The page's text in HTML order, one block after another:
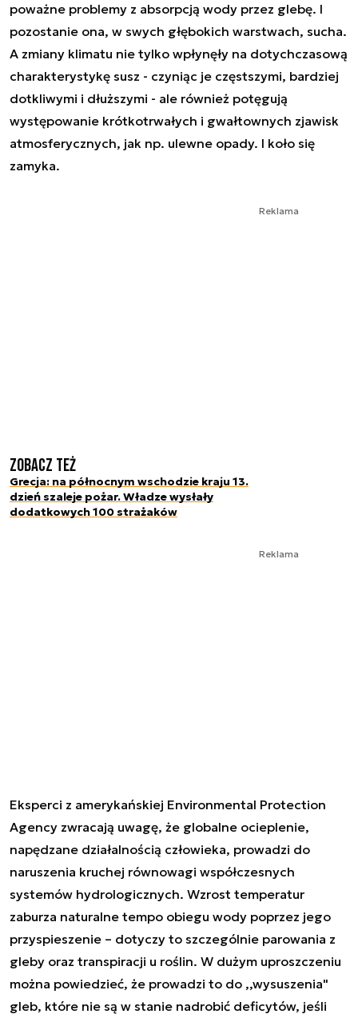
poważne problemy z absorpcją wody przez glebę. I
pozostanie ona, w swych głębokich warstwach, sucha.
A zmiany klimatu nie tylko wpłynęły na dotychczasową
charakterystykę susz - czyniąc je częstszymi, bardziej
dotkliwymi i dłuższymi - ale również potęgują
występowanie krótkotrwałych i gwałtownych zjawisk
atmosferycznych, jak np. ulewne opady. I koło się
zamyka.
Reklama
Zobacz też
Grecja: na północnym wschodzie kraju 13.
dzień szaleje pożar. Władze wysłały
dodatkowych 100 strażaków
Reklama
Eksperci z amerykańskiej Environmental Protection
Agency zwracają uwagę, że globalne ocieplenie,
napędzane działalnością człowieka, prowadzi do
naruszenia kruchej równowagi współczesnych
systemów hydrologicznych. Wzrost temperatur
zaburza naturalne tempo obiegu wody poprzez jego
przyspieszenie – dotyczy to szczególnie parowania z
gleby oraz transpiracji u roślin. W dużym uproszczeniu
można powiedzieć, że prowadzi to do ,,wysuszenia"
gleb, które nie są w stanie nadrobić deficytów, jeśli